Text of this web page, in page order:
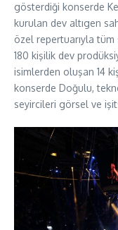
gösterdiği konserde
kurulan dev altıgen
özel repertuarıyla tüm
180 kişilik dev
isimlerden oluşan 14
konserde Doğulu,
seyircileri görsel ve